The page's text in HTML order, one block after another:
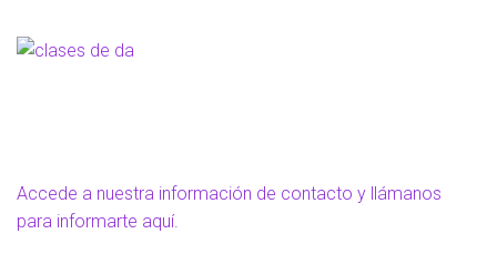
Accede a nuestra información de contacto y llámanos
para informarte aquí.